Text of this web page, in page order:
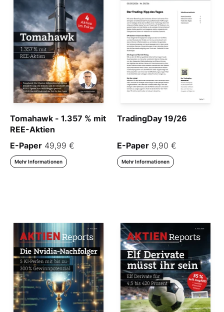
Tomahawk - 1.357 % mit
REE-Aktien
E-Paper 49,99 €
Mehr Informationen
TradingDay 19/26
E-Paper 9,90 €
Mehr Informationen